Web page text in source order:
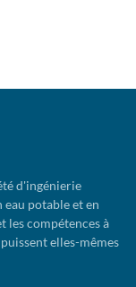
d'ingénierie
potable et en
les compétences à
elles-mêmes